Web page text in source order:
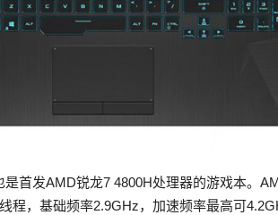
首发AMD锐龙7 4800H处理器的游戏本。
程，基础频率2.9GHz，加速频率最高可